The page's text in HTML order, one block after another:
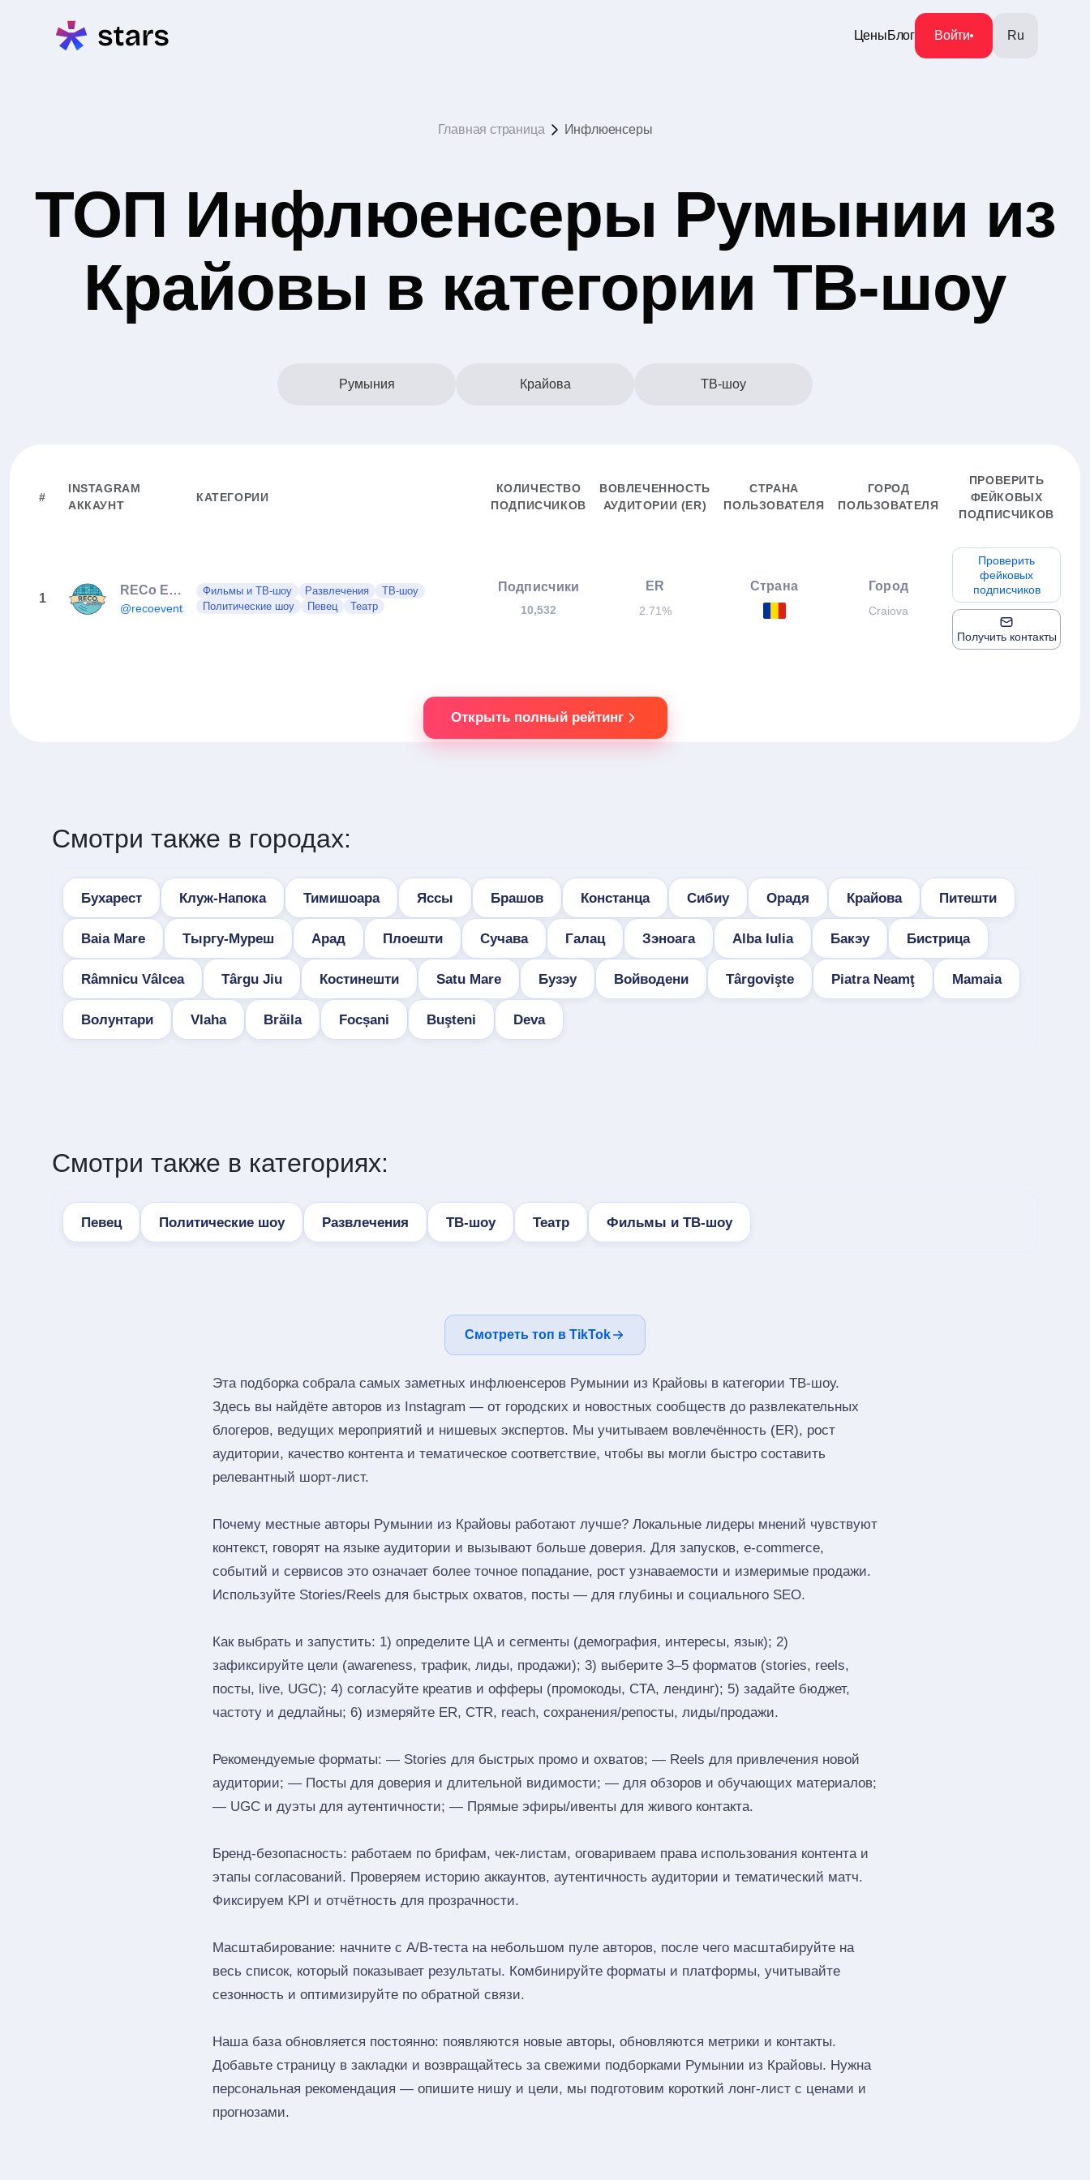
ЦеныБлог Войти Ru
Главная страница Инфлюенсеры
ТОП Инфлюенсеры Румынии из
Крайовы в категории ТВ-шоу
Румыния Крайова ТВ-шоу
#
INSTAGRAM
АККАУНТ
КАТЕГОРИИ
КОЛИЧЕСТВО
ПОДПИСЧИКОВ
ВОВЛЕЧЕННОСТЬ
АУДИТОРИИ (ER)
СТРАНА
ПОЛЬЗОВАТЕЛЯ
ГОРОД
ПОЛЬЗОВАТЕЛЯ
ПРОВЕРИТЬ
ФЕЙКОВЫХ
ПОДПИСЧИКОВ
1
RECo Events
@recoevents
Фильмы и ТВ-шоу Развлечения
ТВ-шоу
Политические шоу
Певец Театр
Подписчики
10,532
ER
2.71%
Страна Город
Craiova
Проверить
фейковых
подписчиков
Получить контакты
Открыть полный рейтинг
Смотри также в городах:
Бухарест Клуж-Напока Тимишоара Яссы Брашов Констанца Сибиу Орадя Крайова Питешти
Baia Mare Тыргу-Муреш Арад Плоешти Сучава Галац Зэноага Alba Iulia Бакэу Бистрица
Râmnicu Vâlcea Târgu Jiu Костинешти Satu Mare Бузэу Войводени Târgovişte Piatra Neamţ Mamaia
Волунтари Vlaha Brăila Focșani Buşteni Deva
Смотри также в категориях:
Певец Политические шоу Развлечения ТВ-шоу Театр Фильмы и ТВ-шоу
Смотреть топ в TikTok
Эта подборка собрала самых заметных инфлюенсеров Румынии из Крайовы в категории ТВ-шоу.
Здесь вы найдёте авторов из Instagram — от городских и новостных сообществ до развлекательных
блогеров, ведущих мероприятий и нишевых экспертов. Мы учитываем вовлечённость (ER), рост
аудитории, качество контента и тематическое соответствие, чтобы вы могли быстро составить
релевантный шорт‑лист.
Почему местные авторы Румынии из Крайовы работают лучше? Локальные лидеры мнений чувствуют
контекст, говорят на языке аудитории и вызывают больше доверия. Для запусков, e‑commerce,
событий и сервисов это означает более точное попадание, рост узнаваемости и измеримые продажи.
Используйте Stories/Reels для быстрых охватов, посты — для глубины и социального SEO.
Как выбрать и запустить: 1) определите ЦА и сегменты (демография, интересы, язык); 2)
зафиксируйте цели (awareness, трафик, лиды, продажи); 3) выберите 3–5 форматов (stories, reels,
посты, live, UGC); 4) согласуйте креатив и офферы (промокоды, CTA, лендинг); 5) задайте бюджет,
частоту и дедлайны; 6) измеряйте ER, CTR, reach, сохранения/репосты, лиды/продажи.
Рекомендуемые форматы: — Stories для быстрых промо и охватов; — Reels для привлечения новой
аудитории; — Посты для доверия и длительной видимости; — для обзоров и обучающих материалов;
— UGC и дуэты для аутентичности; — Прямые эфиры/ивенты для живого контакта.
Бренд‑безопасность: работаем по брифам, чек‑листам, оговариваем права использования контента и
этапы согласований. Проверяем историю аккаунтов, аутентичность аудитории и тематический матч.
Фиксируем KPI и отчётность для прозрачности.
Масштабирование: начните с A/B‑теста на небольшом пуле авторов, после чего масштабируйте на
весь список, который показывает результаты. Комбинируйте форматы и платформы, учитывайте
сезонность и оптимизируйте по обратной связи.
Наша база обновляется постоянно: появляются новые авторы, обновляются метрики и контакты.
Добавьте страницу в закладки и возвращайтесь за свежими подборками Румынии из Крайовы. Нужна
персональная рекомендация — опишите нишу и цели, мы подготовим короткий лонг‑лист с ценами и
прогнозами.